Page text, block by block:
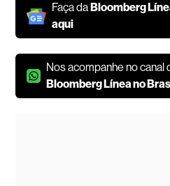
Faça da Bloomberg
aqui
Nos acompanhe no canal
Bloomberg Línea no